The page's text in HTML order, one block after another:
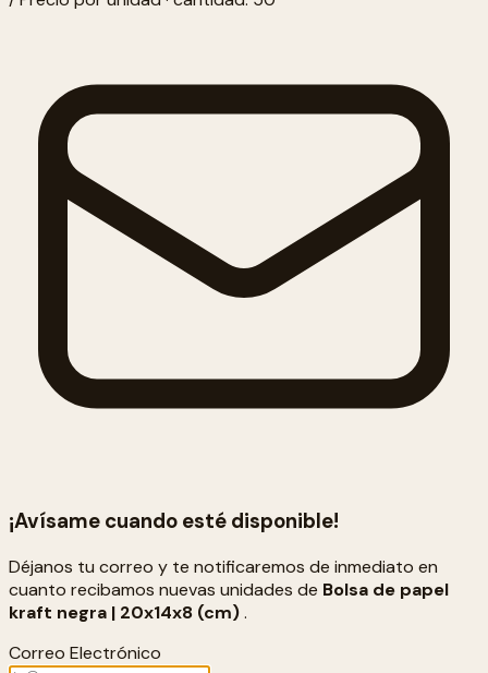
¡Avísame cuando esté disponible!
Déjanos tu correo y te notificaremos de inmediato en
cuanto recibamos nuevas unidades de Bolsa de papel
kraft negra | 20x14x8 (cm).
Correo Electrónico